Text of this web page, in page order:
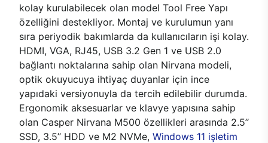
kolay kurulabilecek olan model Tool Free Yapı
özelliğini destekliyor. Montaj ve kurulumun yanı
sıra periyodik bakımlarda da kullanıcıların işi kolay.
HDMI, VGA, RJ45, USB 3.2 Gen 1 ve USB 2.0
bağlantı noktalarına sahip olan Nirvana modeli,
optik okuyucuya ihtiyaç duyanlar için ince
yapıdaki versiyonuyla da tercih edilebilir durumda.
Ergonomik aksesuarlar ve klavye yapısına sahip
olan Casper Nirvana M500 özellikleri arasında 2.5’’
SSD, 3.5’’ HDD ve M2 NVMe, Windows 11 işletim